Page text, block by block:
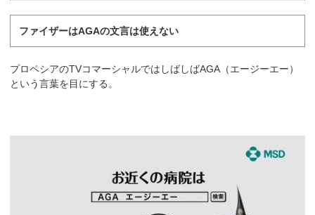
ファイザーはAGAの文言は使えない
プロペシアのTVコマーシャルではしばしばAGA（エージーエー）
という言葉を目にする。